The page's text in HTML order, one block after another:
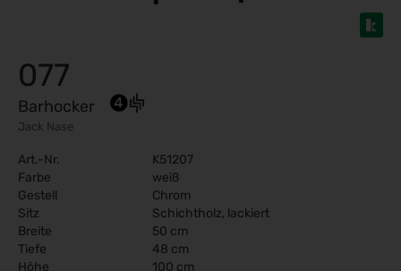
077
Barhocker
Jack Nase
Art.-Nr.
K51207
Farbe
weiß
Gestell
Chrom
Sitz
Schichtholz, lackiert
Breite
50 cm
Tiefe
48 cm
Höhe
100 cm